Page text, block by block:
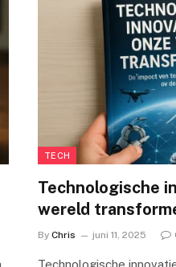
TECH
Technologische
wereld
By Chris juni 11, 2025
Technologische